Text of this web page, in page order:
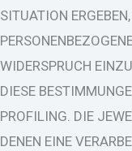
SITUATION
WIDERSPRUCH
DIESE
PROFILING. DIE
DENEN EINE